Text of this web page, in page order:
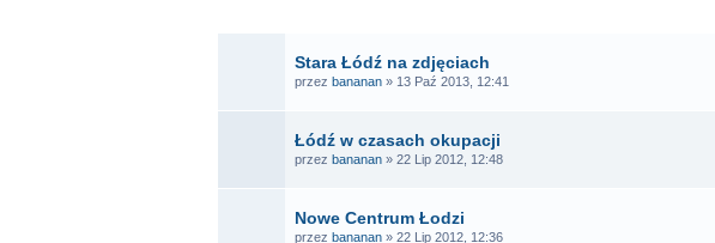
Stara Łódź na zdjęciach
przez bananan » 13 Paź 2013, 12:41
Łódź w czasach okupacji
przez bananan » 22 Lip 2012, 12:48
Nowe Centrum Łodzi
przez bananan » 22 Lip 2012, 12:36